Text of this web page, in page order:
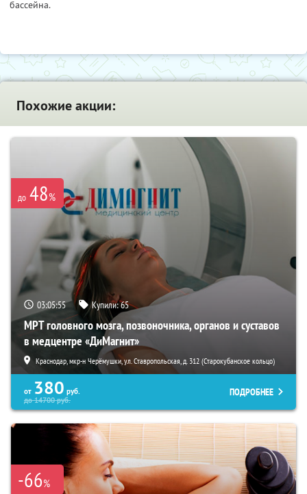
бассейна.
Похожие акции:
до 48%
03:05:54 Купили:65
МРТ головного мозга, позвоночника, органов и суставов
в медцентре «ДиМагнит»
Краснодар, мкр-н Черёмушки, ул. Ставропольская, д. 312 (Старокубанское кольцо)
от 380 руб.
до14700руб.
ПОДРОБНЕЕ
-66%